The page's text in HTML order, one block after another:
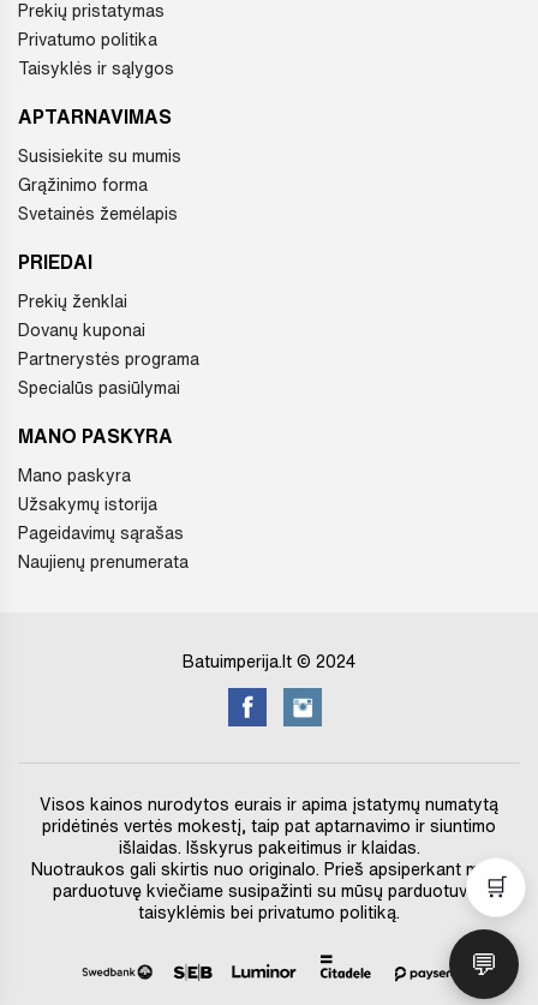
Prekių pristatymas
Privatumo politika
Taisyklės ir sąlygos
APTARNAVIMAS
Susisiekite su mumis
Grąžinimo forma
Svetainės žemėlapis
PRIEDAI
Prekių ženklai
Dovanų kuponai
Partnerystės programa
Specialūs pasiūlymai
MANO PASKYRA
Mano paskyra
Užsakymų istorija
Pageidavimų sąrašas
Naujienų prenumerata
Batuimperija.lt © 2024
Visos kainos nurodytos eurais ir apima įstatymų numatytą
pridėtinės vertės mokestį, taip pat aptarnavimo ir siuntimo
išlaidas. Išskyrus pakeitimus ir klaidas.
Nuotraukos gali skirtis nuo originalo. Prieš apsiperkant mūsų
parduotuvę kviečiame susipažinti su mūsų parduotuvės
taisyklėmis bei privatumo politiką.
🛒
💬